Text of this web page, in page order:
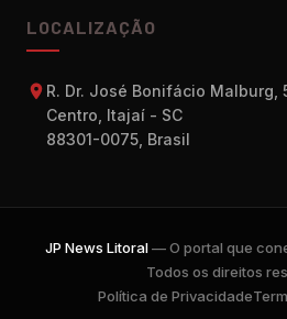
LOCALIZAÇÃO
R. Dr. José Bonifácio Malburg,
Centro, Itajaí - SC
88301-0075, Brasil
JP News Litoral— O portal que
Todos os direitos
Política de Privacidade